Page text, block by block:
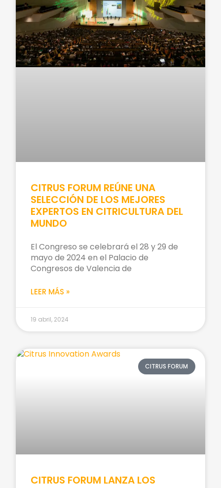
CITRUS FORUM REÚNE UNA
SELECCIÓN DE LOS MEJORES
EXPERTOS EN CITRICULTURA DEL
MUNDO
El Congreso se celebrará el 28 y 29 de
mayo de 2024 en el Palacio de
Congresos de Valencia de
LEER MÁS »
19 abril, 2024
CITRUS FORUM
CITRUS FORUM LANZA LOS